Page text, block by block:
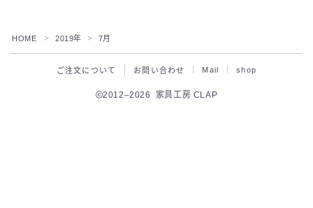
HOME ＞ 2019年 ＞ 7月
ご注文について お問い合わせ Mail shop
2012–2026 家具工房 CLAP